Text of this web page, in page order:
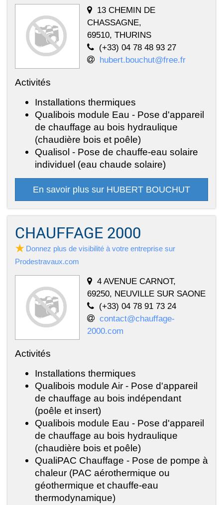
13 CHEMIN DE
CHASSAGNE,
69510, THURINS
(+33) 04 78 48 93 27
hubert.bouchut@free.fr
Activités
Installations thermiques
Qualibois module Eau - Pose d'appareil
de chauffage au bois hydraulique
(chaudière bois et poêle)
Qualisol - Pose de chauffe-eau solaire
individuel (eau chaude solaire)
En savoir plus sur HUBERT BOUCHUT
CHAUFFAGE 2000
Donnez plus de visibilité à votre entreprise sur
Prodestravaux.com
4 AVENUE CARNOT,
69250, NEUVILLE SUR SAONE
(+33) 04 78 91 73 24
contact@chauffage-
2000.com
Activités
Installations thermiques
Qualibois module Air - Pose d'appareil
de chauffage au bois indépendant
(poêle et insert)
Qualibois module Eau - Pose d'appareil
de chauffage au bois hydraulique
(chaudière bois et poêle)
QualiPAC Chauffage - Pose de pompe à
chaleur (PAC aérothermique ou
géothermique et chauffe-eau
thermodynamique)